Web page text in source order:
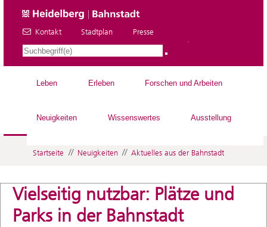
Kontakt Stadtplan Presse
Leben Erleben Forschen und Arbeiten
Neuigkeiten Wissenswertes Ausstellung
Startseite // Neuigkeiten // Aktuelles aus der Bahnstadt
Vielseitig nutzbar: Plätze und
Parks in der Bahnstadt